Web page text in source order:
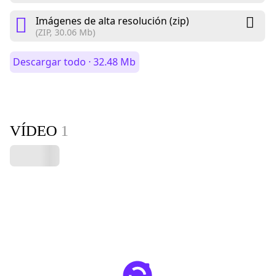
Imágenes de alta resolución (zip)
(ZIP, 30.06 Mb)
Descargar todo · 32.48 Mb
VÍDEO 1